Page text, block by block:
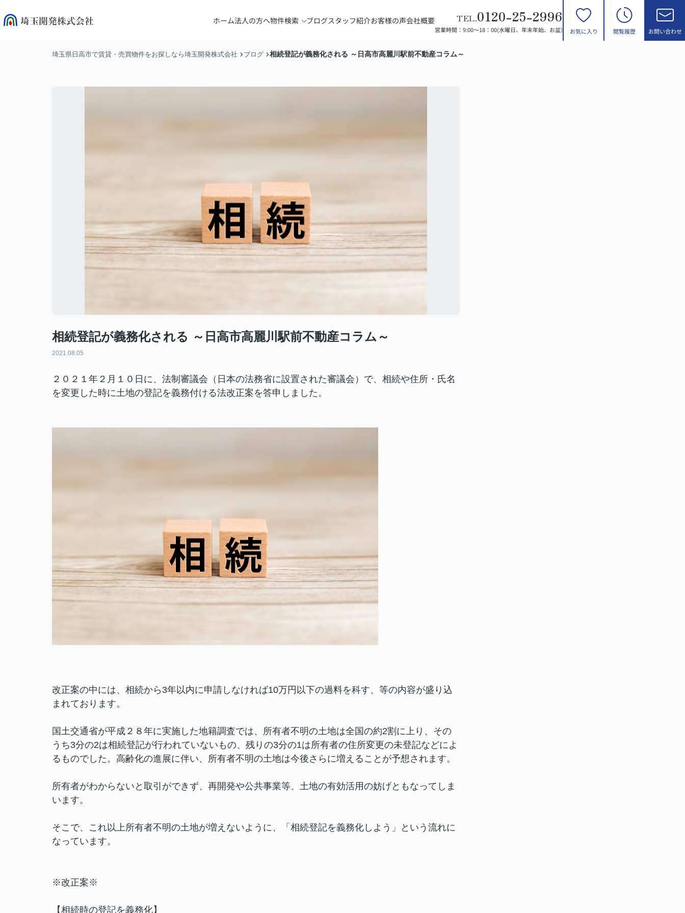
ホーム法人の方へ物件検索 ブログスタッフ紹介お客様の声会社概要 TEL.0120-25-2996
営業時間：9:00～18：00(水曜日、年末年始、お盆) お気に入り 閲覧履歴 お問い合わせ
埼玉県日高市で賃貸・売買物件をお探しなら埼玉開発株式会社 ブログ 相続登記が義務化される ～日高市高麗川駅前不動産コラム～
相続登記が義務化される ～日高市高麗川駅前不動産コラム～
2021.08.05
２０２１年２月１０日に、法制審議会（日本の法務省に設置された審議会）で、相続や住所・氏名
を変更した時に土地の登記を義務付ける法改正案を答申しました。
改正案の中には、相続から3年以内に申請しなければ10万円以下の過料を科す、等の内容が盛り込
まれております。
国土交通省が平成２８年に実施した地籍調査では、所有者不明の土地は全国の約2割に上り、その
うち3分の2は相続登記が行われていないもの、残りの3分の1は所有者の住所変更の未登記などによ
るものでした。高齢化の進展に伴い、所有者不明の土地は今後さらに増えることが予想されます。
所有者がわからないと取引ができず、再開発や公共事業等、土地の有効活用の妨げともなってしま
います。
そこで、これ以上所有者不明の土地が増えないように、「相続登記を義務化しよう」という流れに
なっています。
※改正案※
【相続時の登記を義務化】